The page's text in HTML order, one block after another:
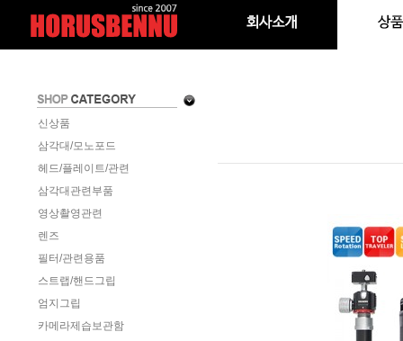
신상품
삼각대/모노포드
헤드/플레이트/관련
삼각대관련부품
영상촬영관련
렌즈
필터/관련용품
스트랩/핸드그립
엄지그립
카메라제습보관함